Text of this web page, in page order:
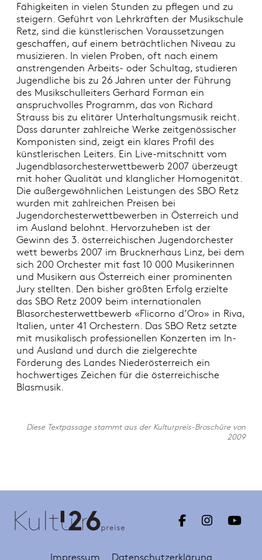
Fähigkeiten in vielen Stunden zu pflegen und zu
steigern. Geführt von Lehrkräften der Musikschule
Retz, sind die künstlerischen Voraussetzungen
geschaffen, auf einem beträchtlichen Niveau zu
musizieren. In vielen Proben, oft nach einem
anstrengenden Arbeits- oder Schultag, studieren
Jugendliche bis zu 26 Jahren unter der Führung
des Musikschulleiters Gerhard Forman ein
anspruchvolles Programm, das von Richard
Strauss bis zu elitärer Unterhaltungsmusik reicht.
Dass darunter zahlreiche Werke zeitgenössischer
Komponisten sind, zeigt ein klares Profil des
künstlerischen Leiters. Ein Live-mitschnitt vom
Jugendblasorchesterwettbewerb 2007 überzeugt
mit hoher Qualität und klanglicher Homogenität.
Die außergewöhnlichen Leistungen des SBO Retz
wurden mit zahlreichen Preisen bei
Jugendorchesterwettbewerben in Österreich und
im Ausland belohnt. Hervorzuheben ist der
Gewinn des 3. österreichischen Jugendorchester
wett bewerbs 2007 im Brucknerhaus Linz, bei dem
sich 200 Orchester mit fast 10 000 Musikerinnen
und Musikern aus Österreich einer prominenten
Jury stellten. Den bisher größten Erfolg erzielte
das SBO Retz 2009 beim internationalen
Blasorchesterwettbewerb «Flicorno d’Oro» in Riva,
Italien, unter 41 Orchestern. Das SBO Retz setzte
mit musikalisch professionellen Konzerten im In-
und Ausland und durch die zielgerechte
Förderung des Landes Niederösterreich ein
hochwertiges Zeichen für die österreichische
Blasmusik.
Diese Textpassage stammt aus der Kulturpreis-Broschüre von
2009
Impressum Datenschutzerklärung